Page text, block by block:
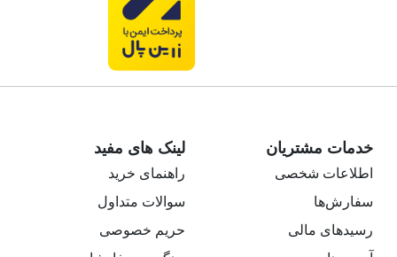
خدمات مشتریان
اطلاعات شخصی
سفارش‌ها
رسیدهای مالی
لینک های مفید
راهنمای خرید
سوالات متداول
حریم خصوصی